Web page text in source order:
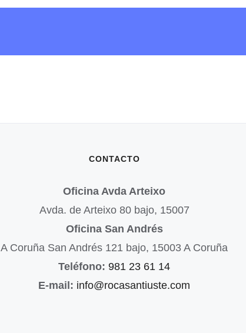
CONTACTO
Oficina Avda Arteixo
Avda. de Arteixo 80 bajo, 15007
Oficina San Andrés
A Coruña San Andrés 121 bajo, 15003 A Coruña
Teléfono: 981 23 61 14
E-mail: info@rocasantiuste.com